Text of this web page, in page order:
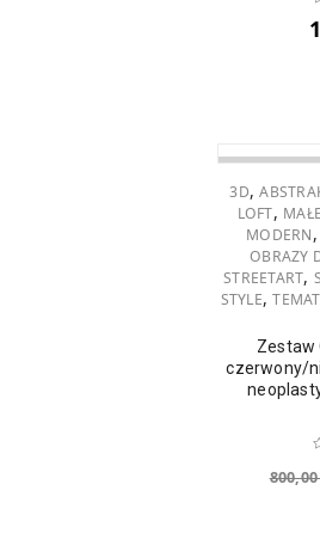
3D,
LOFT, MAŁE
MODERN,
OBRAZY
STREETART,
STYLE,
Zestaw
czerwony/